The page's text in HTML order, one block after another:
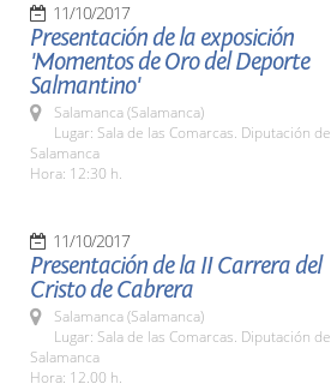
11/10/2017
Presentación de la exposición
'Momentos de Oro del Deporte
Salmantino'
Salamanca (Salamanca)
Lugar: Sala de las Comarcas. Diputación de
Salamanca
Hora: 12:30 h.
11/10/2017
Presentación de la II Carrera del
Cristo de Cabrera
Salamanca (Salamanca)
Lugar: Sala de las Comarcas. Diputación de
Salamanca
Hora: 12.00 h.